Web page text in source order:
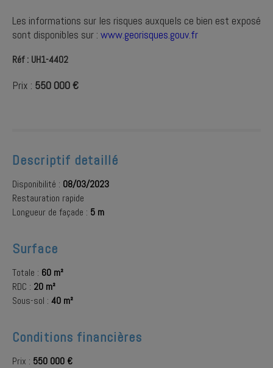
Les informations sur les risques auxquels ce bien est exposé
sont disponibles sur : www.georisques.gouv.fr
Réf : UH1-4402
Prix : 550 000 €
Descriptif detaillé
Disponibilité : 08/03/2023
Restauration rapide
Longueur de façade : 5 m
Surface
Totale : 60 m²
RDC : 20 m²
Sous-sol : 40 m²
Conditions financières
Prix : 550 000 €